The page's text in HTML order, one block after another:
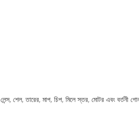
শেল, তারের, মাপ, চিপ, মিলে স্তর, মোটর এবং বর্তনী